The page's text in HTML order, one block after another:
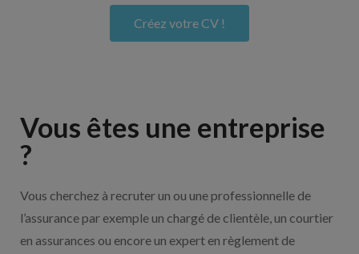
Créez votre CV !
Vous êtes une entreprise
?
Vous cherchez à recruter un ou une professionnelle de
l’assurance par exemple un chargé de clientèle, un courtier
en assurances ou encore un expert en règlement de